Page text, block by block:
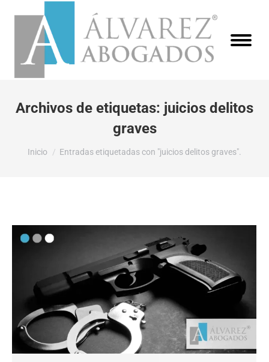
Archivos de etiquetas: juicios delitos
graves
Estás aquí:
Inicio Entradas etiquetadas con "juicios delitos graves".